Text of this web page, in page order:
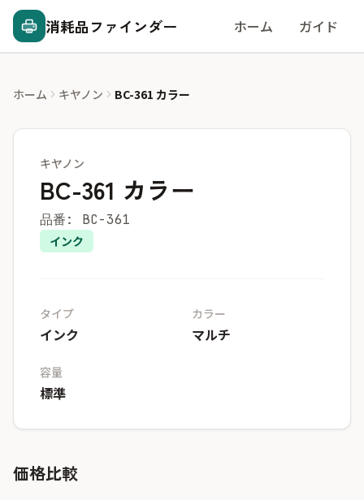
消耗品ファインダー ホーム ガイド
ホーム キヤノン BC-361 カラー
キヤノン
BC-361 カラー
品番: BC-361
インク
タイプ
インク
カラー
マルチ
容量
標準
価格比較